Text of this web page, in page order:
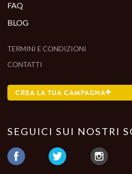
FAQ
BLOG
TERMINI E CONDIZIONI
CONTATTI
CREA LA TUA CAMPAGNA
SEGUICI SUI NOSTRI